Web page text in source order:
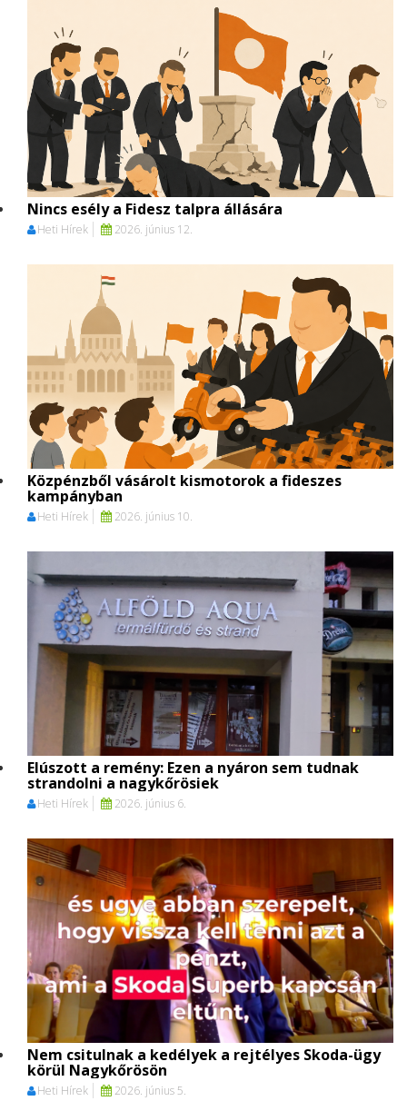
Nincs esély a Fidesz talpra állására
Heti Hírek 2026. június 12.
Közpénzből vásárolt kismotorok a fideszes
kampányban
Heti Hírek 2026. június 10.
Elúszott a remény: Ezen a nyáron sem tudnak
strandolni a nagykőrösiek
Heti Hírek 2026. június 6.
Nem csitulnak a kedélyek a rejtélyes Skoda-ügy
körül Nagykőrösön
Heti Hírek 2026. június 5.